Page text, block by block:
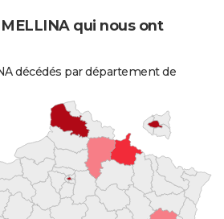
qui nous ont
décédés par département de